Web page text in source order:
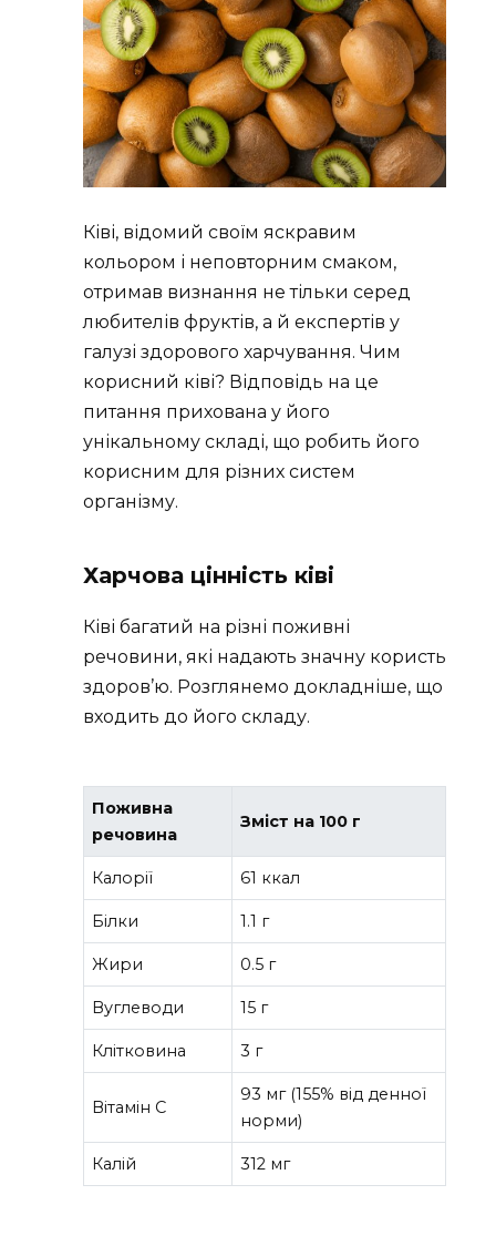
Ківі, відомий своїм яскравим
кольором і неповторним смаком,
отримав визнання не тільки серед
любителів фруктів, а й експертів у
галузі здорового харчування. Чим
корисний ківі? Відповідь на це
питання прихована у його
унікальному складі, що робить його
корисним для різних систем
організму.
Харчова цінність ківі
Ківі багатий на різні поживні
речовини, які надають значну користь
здоров’ю. Розглянемо докладніше, що
входить до його складу.
Поживна
речовина
Зміст на 100 г
Калорії 61 ккал
Білки 1.1 г
Жири 0.5 г
Вуглеводи 15 г
Клітковина 3 г
Вітамін C
93 мг (155% від денної
норми)
Калій 312 мг